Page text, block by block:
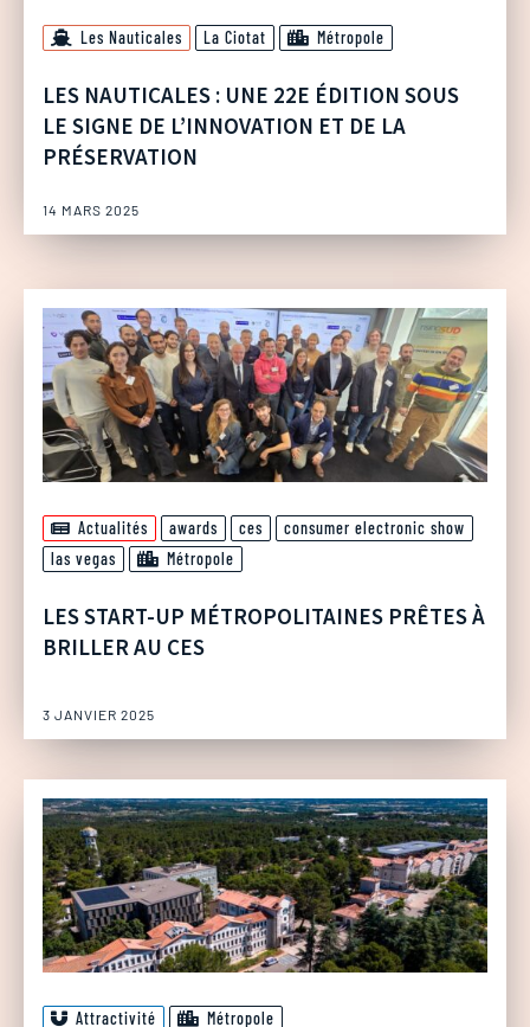
Les Nauticales La Ciotat Métropole
LES NAUTICALES : UNE 22E ÉDITION SOUS
LE SIGNE DE L’INNOVATION ET DE LA
PRÉSERVATION
14 MARS 2025
Actualités awards ces
consumer electronic show
las vegas
Métropole
LES START-UP MÉTROPOLITAINES PRÊTES À
BRILLER AU CES
3 JANVIER 2025
Attractivité Métropole